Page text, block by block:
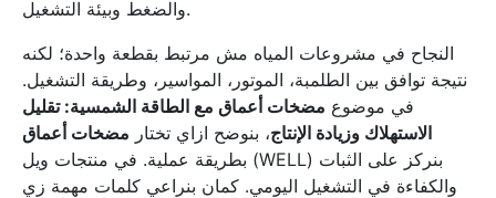
والضغط وبيئة التشغيل.
النجاح في مشروعات المياه مش مرتبط بقطعة واحدة؛ لكنه
نتيجة توافق بين الطلمبة، الموتور، المواسير، وطريقة التشغيل.
في موضوع مضخات أعماق مع الطاقة الشمسية: تقليل
الاستهلاك وزيادة الإنتاج، بنوضح ازاي تختار مضخات أعماق
بطريقة عملية. في منتجات ويل (WELL) بنركز على الثبات
والكفاءة في التشغيل اليومي. كمان بنراعي كلمات مهمة زي